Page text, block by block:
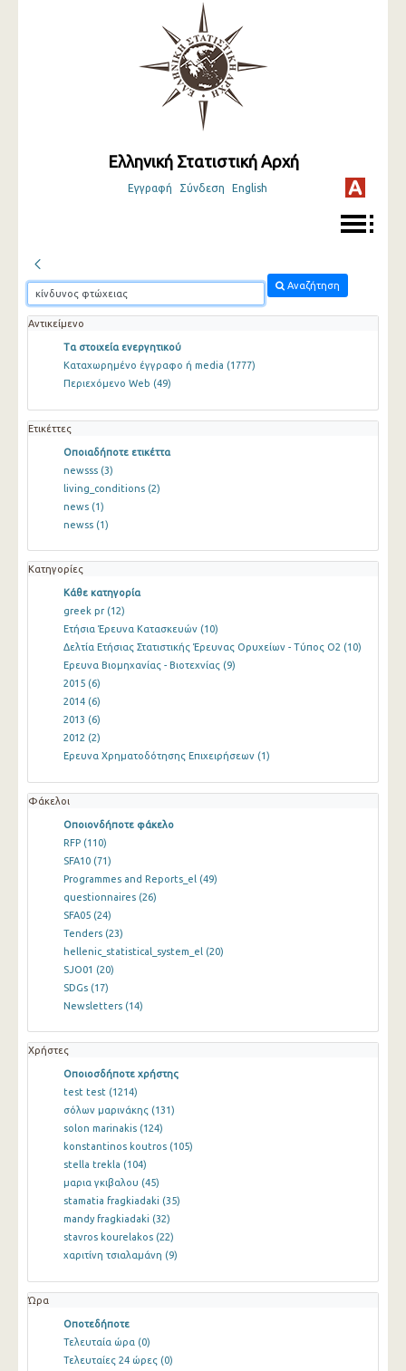
Ελληνική Στατιστική Αρχή
Εγγραφή Σύνδεση English
Αναζήτηση
Αντικείμενο
Τα στοιχεία ενεργητικού
Καταχωρημένο έγγραφο ή media (1777)
Περιεχόμενο Web (49)
Ετικέττες
Οποιαδήποτε ετικέττα
newsss (3)
living_conditions (2)
news (1)
newss (1)
Κατηγορίες
Κάθε κατηγορία
greek pr (12)
Ετήσια Έρευνα Κατασκευών (10)
Δελτία Ετήσιας Στατιστικής Έρευνας Ορυχείων - Τύπος Ο2 (10)
Ερευνα Βιομηχανίας - Βιοτεχνίας (9)
2015 (6)
2014 (6)
2013 (6)
2012 (2)
Ερευνα Χρηματοδότησης Επιχειρήσεων (1)
Φάκελοι
Οποιονδήποτε φάκελο
RFP (110)
SFA10 (71)
Programmes and Reports_el (49)
questionnaires (26)
SFA05 (24)
Tenders (23)
hellenic_statistical_system_el (20)
SJO01 (20)
SDGs (17)
Newsletters (14)
Χρήστες
Οποιοσδήποτε χρήστης
test test (1214)
σόλων μαρινάκης (131)
solon marinakis (124)
konstantinos koutros (105)
stella trekla (104)
μαρια γκιβαλου (45)
stamatia fragkiadaki (35)
mandy fragkiadaki (32)
stavros kourelakos (22)
χαριτίνη τσιαλαμάνη (9)
Ώρα
Οποτεδήποτε
Τελευταία ώρα (0)
Τελευταίες 24 ώρες (0)